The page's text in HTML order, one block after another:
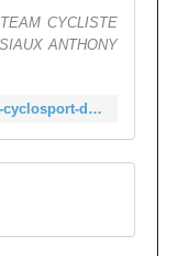
CYCLISTE
ANTHONY
https://cyclo.ufolepcyclosport45.fr/3025-05-2026-classements-de-lepreuve-cyclosport-de-villemurlin